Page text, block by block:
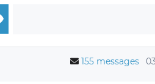
155 messages